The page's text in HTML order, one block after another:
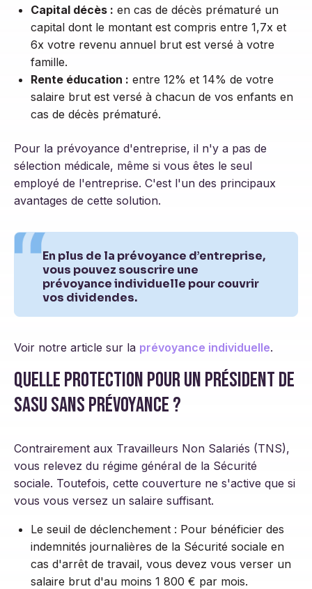
Capital décès : en cas de décès prématuré un
capital dont le montant est compris entre 1,7x et
6x votre revenu annuel brut est versé à votre
famille.
Rente éducation : entre 12% et 14% de votre
salaire brut est versé à chacun de vos enfants en
cas de décès prématuré.
Pour la prévoyance d'entreprise, il n'y a pas de
sélection médicale, même si vous êtes le seul
employé de l'entreprise. C'est l'un des principaux
avantages de cette solution.
En plus de la prévoyance d’entreprise,
vous pouvez souscrire une
prévoyance individuelle pour couvrir
vos dividendes.
Voir notre article sur la prévoyance individuelle.
Quelle protection pour un président de
SASU sans prévoyance ?
Contrairement aux Travailleurs Non Salariés (TNS),
vous relevez du régime général de la Sécurité
sociale. Toutefois, cette couverture ne s'active que si
vous vous versez un salaire suffisant.
Le seuil de déclenchement : Pour bénéficier des
indemnités journalières de la Sécurité sociale en
cas d'arrêt de travail, vous devez vous verser un
salaire brut d'au moins 1 800 € par mois.